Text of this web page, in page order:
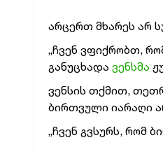
არცერთ მხარეს არ
„ჩვენ ვფიქრობთ,
განუცხადა ვენსმა
ვენსის თქმით,
ბირთვული იარაღი
„ჩვენ გვსურს, რომ